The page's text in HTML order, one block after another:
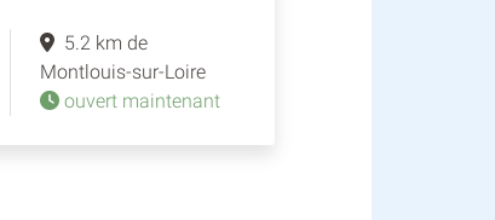
5.2 km de
Montlouis-sur-Loire
ouvert maintenant